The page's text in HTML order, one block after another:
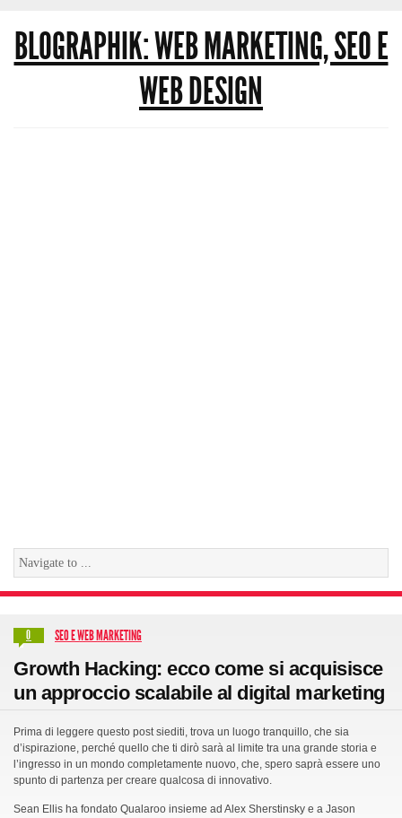
BLOGRAPHIK: WEB MARKETING, SEO E
WEB DESIGN
0 SEO E WEB MARKETING
Growth Hacking: ecco come si acquisisce
un approccio scalabile al digital marketing
Prima di leggere questo post siediti, trova un luogo tranquillo, che sia
d’ispirazione, perché quello che ti dirò sarà al limite tra una grande storia e
l’ingresso in un mondo completamente nuovo, che, spero saprà essere uno
spunto di partenza per creare qualcosa di innovativo.
Sean Ellis ha fondato Qualaroo insieme ad Alex Sherstinsky e a Jason